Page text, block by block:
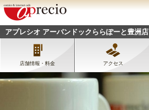
アプレシオ アーバンドックららぽーと豊洲店
店舗情報・料金 アクセス